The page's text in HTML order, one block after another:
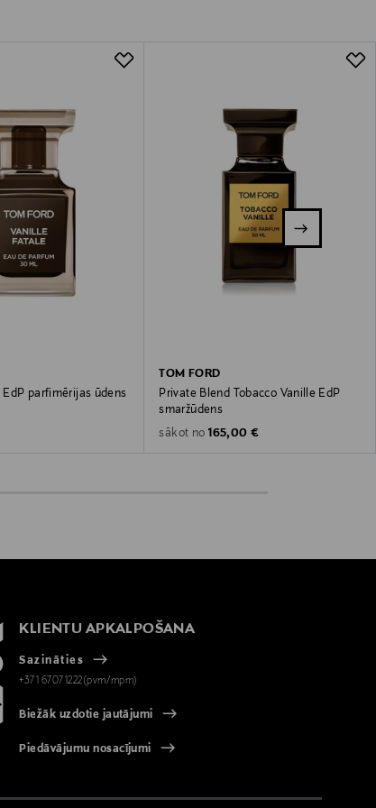
parfimērijas ūdens
TOM FORD
Private Blend Tobacco Vanille EdP
smaržūdens
sākot no Original Price
165,00 €
KLIENTU APKALPOŠANA
Sazināties
+371 67071222(pvm/mpm)
Biežāk uzdotie jautājumi
Piedāvājumu nosacījumi